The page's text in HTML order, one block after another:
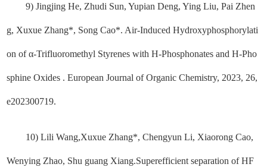
9) Jingjing He, Zhudi Sun, Yupian Deng, Ying Liu, Pai Zhen
g, Xuxue Zhang*, Song Cao*. Air-Induced Hydroxyphosphorylati
on of α-Trifluoromethyl Styrenes with H-Phosphonates and H-Pho
sphine Oxides . European Journal of Organic Chemistry, 2023, 26,
e202300719.
10) Lili Wang,Xuxue Zhang*, Chengyun Li, Xiaorong Cao,
Wenying Zhao, Shu guang Xiang.Superefficient separation of HF